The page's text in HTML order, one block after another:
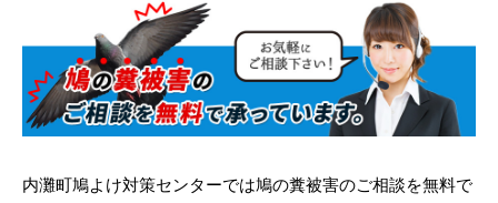
内灘町鳩よけ対策センターでは鳩の糞被害のご相談を無料で